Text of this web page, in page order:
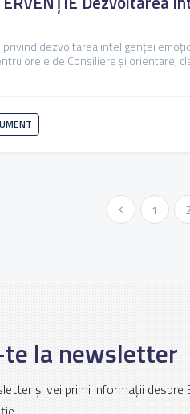
dezvoltarea inteligenței
orele de Consiliere și orientare,
« Anterioara1 2
la newsletter
și vei primi informații despre